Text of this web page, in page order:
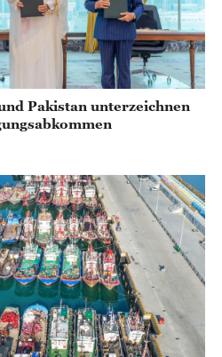
Pakistan unterzeichnen